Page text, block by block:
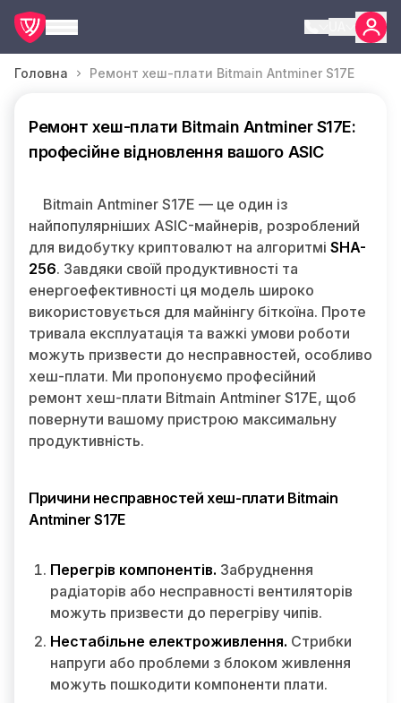
Головна Ремонт хеш-плати Bitmain Antminer S17E
Ремонт хеш-плати Bitmain Antminer S17E:
професійне відновлення вашого ASIC
Bitmain Antminer S17E — це один із
найпопулярніших ASIC-майнерів, розроблений
для видобутку криптовалют на алгоритмі SHA-
256. Завдяки своїй продуктивності та
енергоефективності ця модель широко
використовується для майнінгу біткоїна. Проте
тривала експлуатація та важкі умови роботи
можуть призвести до несправностей, особливо
хеш-плати. Ми пропонуємо професійний
ремонт хеш-плати Bitmain Antminer S17E, щоб
повернути вашому пристрою максимальну
продуктивність.
Причини несправностей хеш-плати Bitmain
Antminer S17E
Перегрів компонентів. Забруднення
радіаторів або несправності вентиляторів
можуть призвести до перегріву чипів.
Нестабільне електроживлення. Стрибки
напруги або проблеми з блоком живлення
можуть пошкодити компоненти плати.